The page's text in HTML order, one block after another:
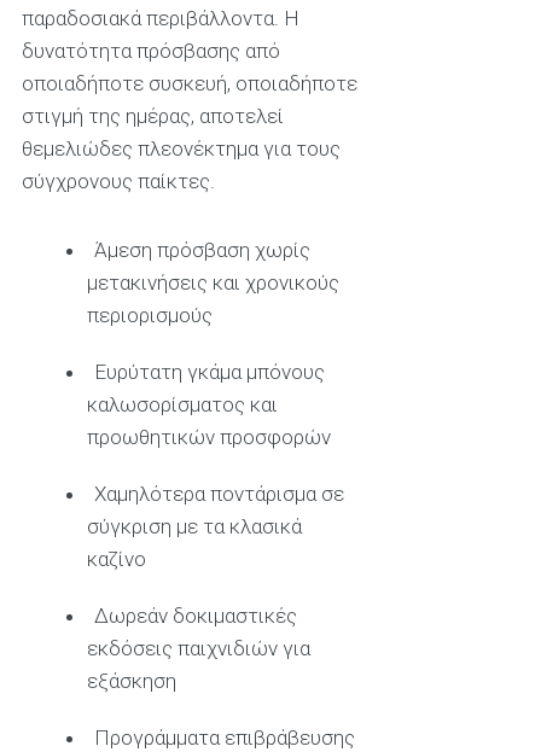
παραδοσιακά περιβάλλοντα. Η
δυνατότητα πρόσβασης από
οποιαδήποτε συσκευή, οποιαδήποτε
στιγμή της ημέρας, αποτελεί
θεμελιώδες πλεονέκτημα για τους
σύγχρονους παίκτες.
Άμεση πρόσβαση χωρίς
μετακινήσεις και χρονικούς
περιορισμούς
Ευρύτατη γκάμα μπόνους
καλωσορίσματος και
προωθητικών προσφορών
Χαμηλότερα ποντάρισμα σε
σύγκριση με τα κλασικά
καζίνο
Δωρεάν δοκιμαστικές
εκδόσεις παιχνιδιών για
εξάσκηση
Προγράμματα επιβράβευσης